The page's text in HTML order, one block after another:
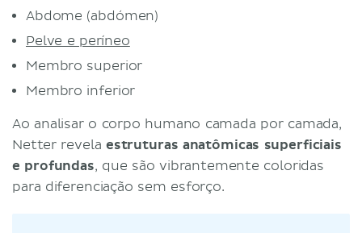
Abdome (abdómen)
Pelve e períneo
Membro superior
Membro inferior
Ao analisar o corpo humano camada por camada,
Netter revela estruturas anatômicas superficiais
e profundas, que são vibrantemente coloridas
para diferenciação sem esforço.